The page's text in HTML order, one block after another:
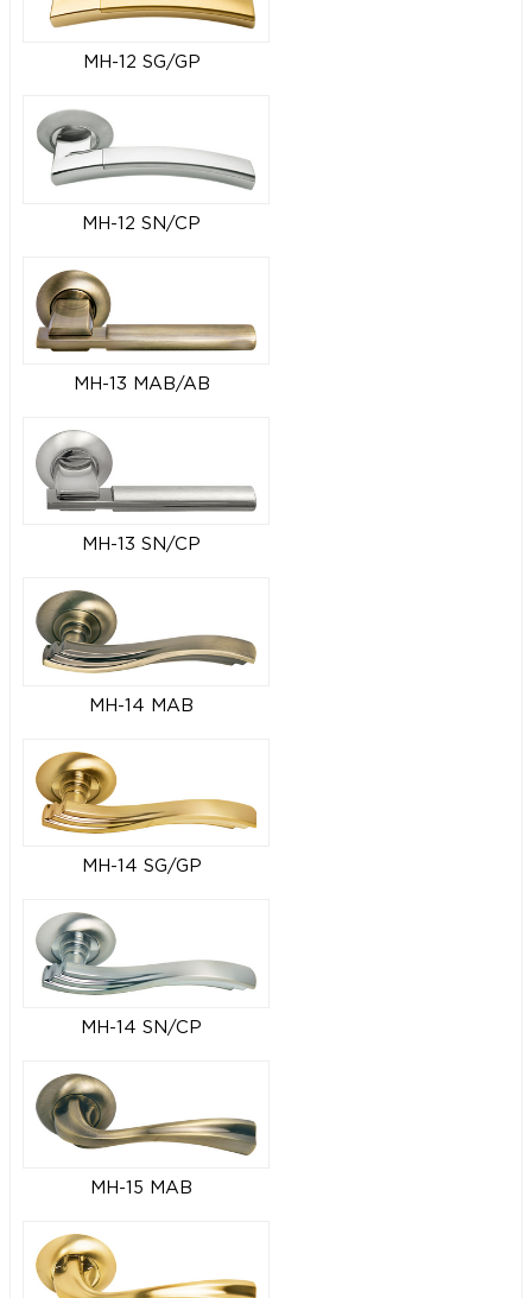
MH-12 SG/GP
MH-12 SN/CP
MH-13 MAB/AB
MH-13 SN/CP
MH-14 MAB
MH-14 SG/GP
MH-14 SN/CP
MH-15 MAB